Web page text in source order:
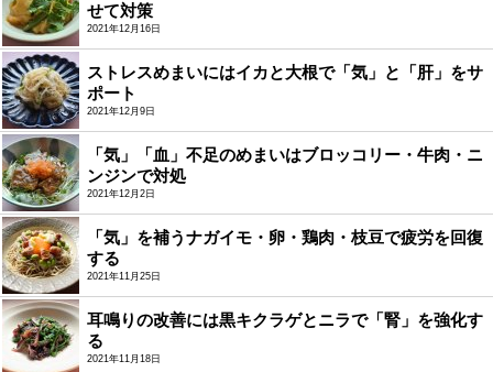
せて対策
2021年12月16日
ストレスめまいにはイカと大根で「気」と「肝」をサ
ポート
2021年12月9日
「気」「血」不足のめまいはブロッコリー・牛肉・ニ
ンジンで対処
2021年12月2日
「気」を補うナガイモ・卵・鶏肉・枝豆で疲労を回復
する
2021年11月25日
耳鳴りの改善には黒キクラゲとニラで「腎」を強化す
る
2021年11月18日